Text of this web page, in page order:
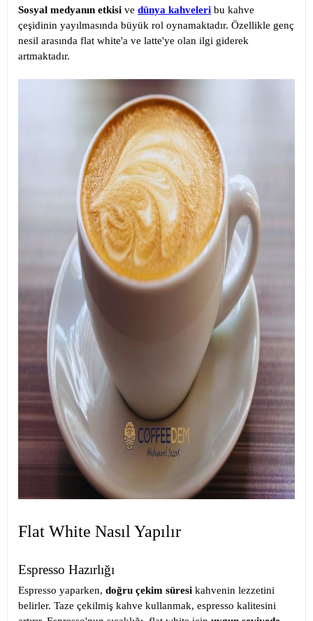
Sosyal medyanın etkisi ve dünya kahveleri bu kahve
çeşidinin yayılmasında büyük rol oynamaktadır. Özellikle genç
nesil arasında flat white'a ve latte'ye olan ilgi giderek
artmaktadır.
Flat White Nasıl Yapılır
Espresso Hazırlığı
Espresso yaparken, doğru çekim süresi kahvenin lezzetini
belirler. Taze çekilmiş kahve kullanmak, espresso kalitesini